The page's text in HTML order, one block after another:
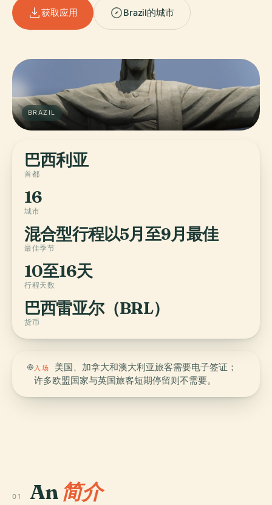
获取应用 Brazil的城市
BRAZIL
巴西利亚
首都
16
城市
混合型行程以5月至9月最佳
最佳季节
10至16天
行程天数
巴西雷亚尔（BRL）
货币
入场
美国、加拿大和澳大利亚旅客需要电子签证；
许多欧盟国家与英国旅客短期停留则不需要。
01 An 简介